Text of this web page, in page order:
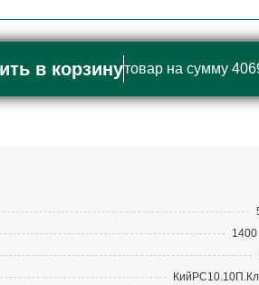
в корзинутовар на сумму